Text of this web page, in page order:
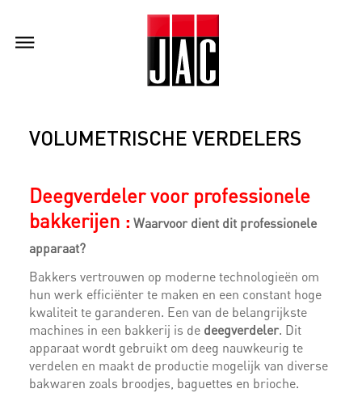
VOLUMETRISCHE VERDELERS
Deegverdeler voor professionele
bakkerijen : Waarvoor dient dit professionele
apparaat?
Bakkers vertrouwen op moderne technologieën om
hun werk efficiënter te maken en een constant hoge
kwaliteit te garanderen. Een van de belangrijkste
machines in een bakkerij is de deegverdeler. Dit
apparaat wordt gebruikt om deeg nauwkeurig te
verdelen en maakt de productie mogelijk van diverse
bakwaren zoals broodjes, baguettes en brioche.